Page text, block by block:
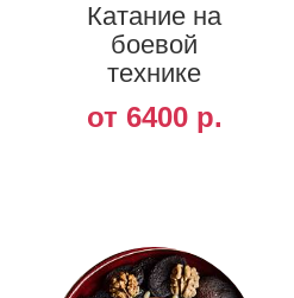
Катание на
боевой
технике
от 6400 р.